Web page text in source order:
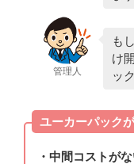
管理人
も
け
ッ
ユーカーパック
・中間コストが